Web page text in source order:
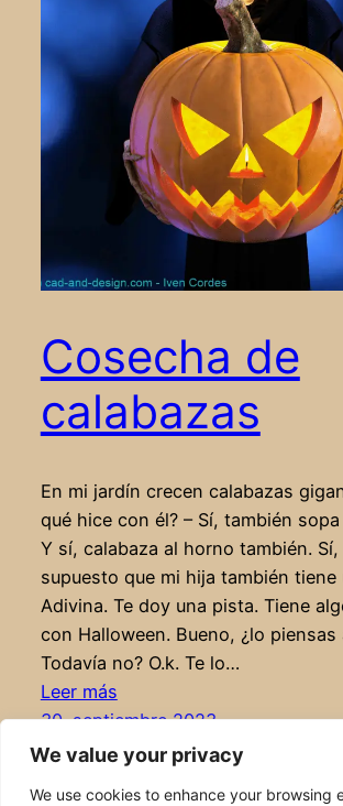
We value your privacy
We use cookies to enhance your browsing
Cosecha de
calabazas
En mi jardín crecen calabazas
qué hice con él? – Sí, también
Y sí, calabaza al horno también.
supuesto que mi hija también tiene
Adivina. Te doy una pista. Tiene
con Halloween. Bueno, ¿lo piensas
Todavía no? O.k. Te lo…
Leer más:
Cosecha
de
30. septiembre 2023